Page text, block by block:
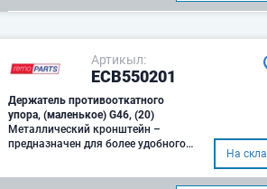
Артикыл:
ECB550201
Держатель противооткатного
упора, (маленькое) G46, (20)
Металлический кронштейн –
предназначен для более удобного
На